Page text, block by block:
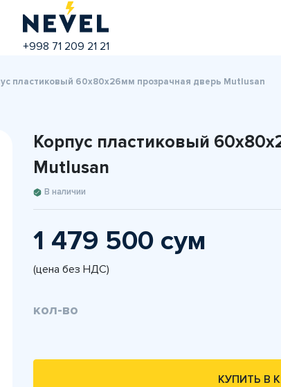
+998 71 209 21 21
пластиковый 60x80x26мм прозрачная дверь Mutlusan
Корпус пластиковый
Mutlusan
В наличии
1 479 500 сум
(цена без НДС)
кол-во
КУПИТЬ В